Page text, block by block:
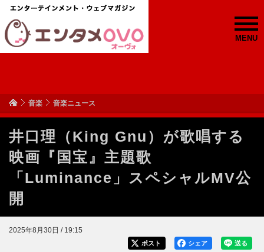
MENU
音楽 音楽ニュース
井口理（King Gnu）が歌唱する
映画『国宝』主題歌
「Luminance」スペシャルMV公
開
2025年8月30日 / 19:15
送る
シェア
ポスト